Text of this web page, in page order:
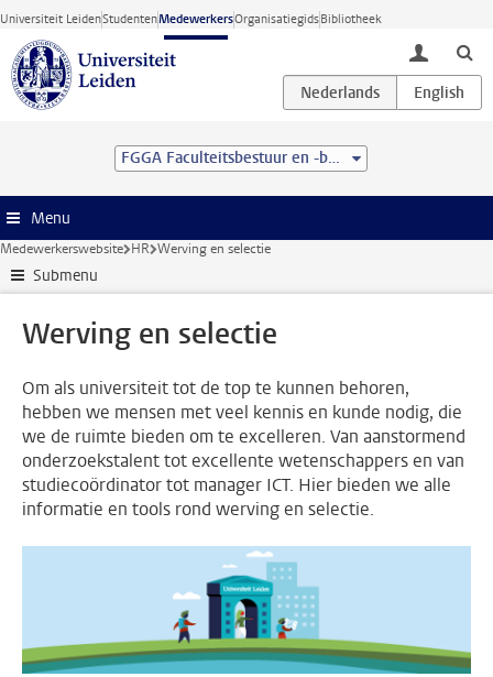
Ga direct naar de inhoud
Universiteit LeidenStudentenMedewerkersOrganisatiegidsBibliotheek
toggle
FGGA Faculteitsbestuur en -bureau
Menu
Medewerkerswebsite HR Werving en selectie
Submenu
Werving en selectie
Om als universiteit tot de top te kunnen behoren,
hebben we mensen met veel kennis en kunde nodig, die
we de ruimte bieden om te excelleren. Van aanstormend
onderzoekstalent tot excellente wetenschappers en van
studiecoördinator tot manager ICT. Hier bieden we alle
informatie en tools rond werving en selectie.